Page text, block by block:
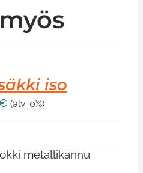
iso
(alv. 0%)